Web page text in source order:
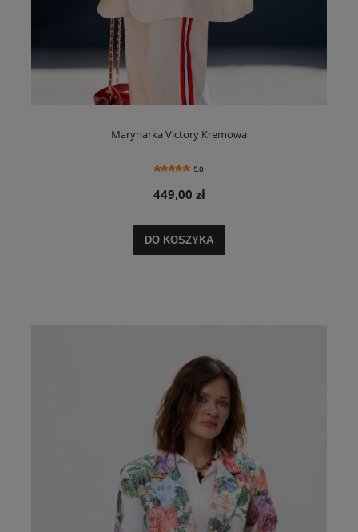
Marynarka Victory Kremowa
5.0
449,00 zł
DO KOSZYKA